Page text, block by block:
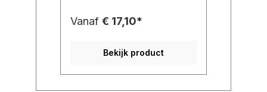
Vanaf € 17,10*
Bekijk product